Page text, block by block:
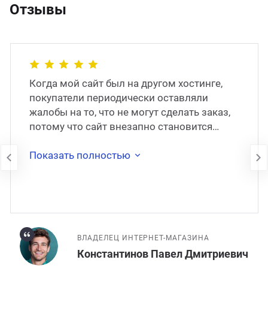
Отзывы
Когда мой сайт был на другом хостинге,
покупатели периодически оставляли
жалобы на то, что не могут сделать заказ,
потому что сайт внезапно становится
перенесён на
Показать полностью
ВЛАДЕЛЕЦ ИНТЕРНЕТ-МАГАЗИНА
Константинов Павел Дмитриевич